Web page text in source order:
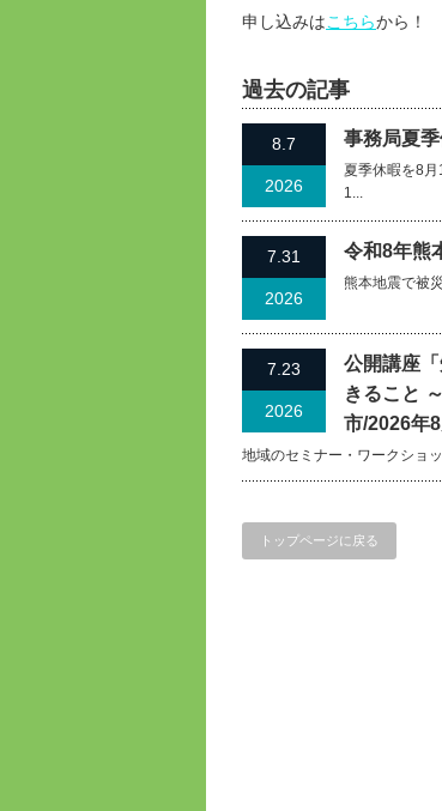
申し込みはこちらから！
過去の記事
8.7
2026
事務局夏
夏季休暇を8
1...
7.31
2026
令和8年熊
熊本地震で被
7.23
2026
公開講座
きること
市/2026年8
地域のセミナー・ワークショ
トップページに戻る